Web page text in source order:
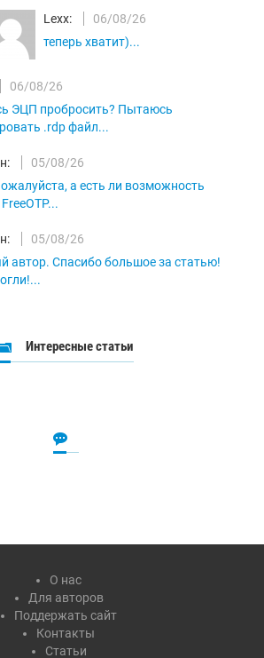
Lexx:
06/08/26
теперь хватит)...
06/08/26
ЭЦП пробросить? Пытаюсь
.rdp файл...
05/08/26
а есть ли возможность
05/08/26
автор. Спасибо большое за статью!
Интересные статьи
О нас
Для авторов
Поддержать сайт
Контакты
Статьи